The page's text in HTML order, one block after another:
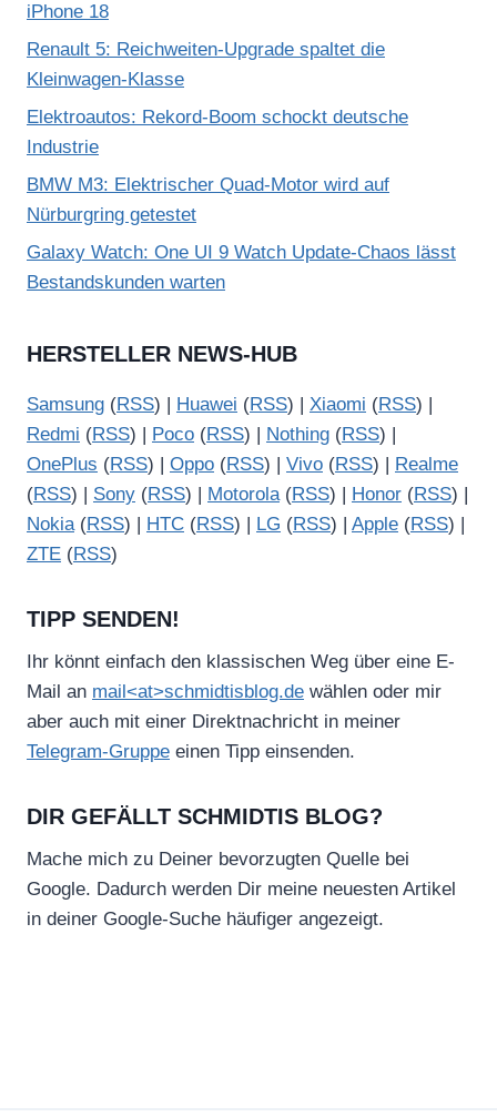
iPhone 18
Renault 5: Reichweiten-Upgrade spaltet die
Kleinwagen-Klasse
Elektroautos: Rekord-Boom schockt deutsche
Industrie
BMW M3: Elektrischer Quad-Motor wird auf
Nürburgring getestet
Galaxy Watch: One UI 9 Watch Update-Chaos lässt
Bestandskunden warten
HERSTELLER NEWS-HUB
Samsung (RSS) | Huawei (RSS) | Xiaomi (RSS) |
Redmi (RSS) | Poco (RSS) | Nothing (RSS) |
OnePlus (RSS) | Oppo (RSS) | Vivo (RSS) |
Realme
(RSS) | Sony (RSS) | Motorola(RSS) | Honor (RSS) |
Nokia(RSS) | HTC (RSS) | LG (RSS) | Apple (RSS) |
ZTE (RSS)
TIPP SENDEN!
Ihr könnt einfach den klassischen Weg über eine E-
Mail an mail<at>schmidtisblog.de wählen oder mir
aber auch mit einer Direktnachricht in meiner
Telegram-Gruppe einen Tipp einsenden.
DIR GEFÄLLT SCHMIDTIS BLOG?
Mache mich zu Deiner bevorzugten Quelle bei
Google. Dadurch werden Dir meine neuesten Artikel
in deiner Google-Suche häufiger angezeigt.